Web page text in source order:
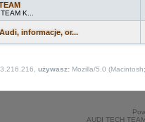
K...
informacje, or...
używasz:Mozilla/5.0
AUDI TECH